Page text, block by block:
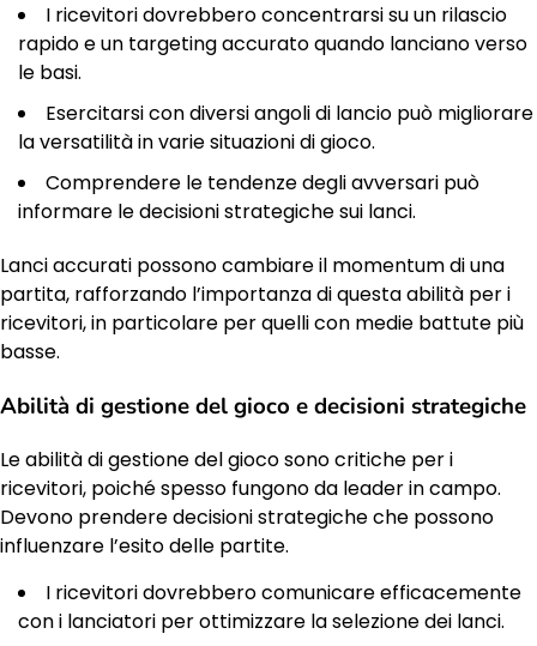
I ricevitori dovrebbero concentrarsi su un rilascio
rapido e un targeting accurato quando lanciano verso
le basi.
Esercitarsi con diversi angoli di lancio può migliorare
la versatilità in varie situazioni di gioco.
Comprendere le tendenze degli avversari può
informare le decisioni strategiche sui lanci.
Lanci accurati possono cambiare il momentum di una
partita, rafforzando l’importanza di questa abilità per i
ricevitori, in particolare per quelli con medie battute più
basse.
Abilità di gestione del gioco e decisioni strategiche
Le abilità di gestione del gioco sono critiche per i
ricevitori, poiché spesso fungono da leader in campo.
Devono prendere decisioni strategiche che possono
influenzare l’esito delle partite.
I ricevitori dovrebbero comunicare efficacemente
con i lanciatori per ottimizzare la selezione dei lanci.